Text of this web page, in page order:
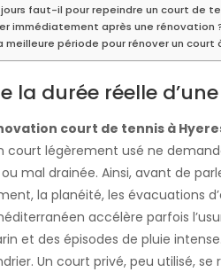
faut-il pour repeindre un court de
immédiatement après une rénovation
meilleure période pour rénover un court
la durée réelle
court de tennis à
court légèrement usé ne
mal drainée. Ainsi, avant de
la planéité, les évacuations
accélère parfois
et des épisodes de pluie
Un court privé, peu utilisé, se